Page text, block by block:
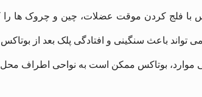
با فلج کردن موقت عضلات، چین و چروک‌ ها را
‌تواند باعث سنگینی و افتادگی پلک بعد از
موارد، بوتاکس ممکن است به نواحی اطراف محل